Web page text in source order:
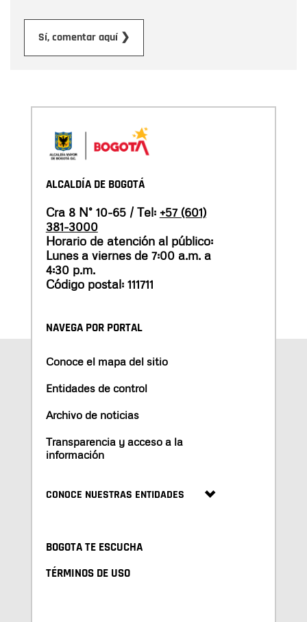
Sí, comentar aquí ❯
ALCALDÍA DE BOGOTÁ
Cra 8 N° 10-65 / Tel: +57 (601)
381-3000
Horario de atención al público:
Lunes a viernes de 7:00 a.m. a
4:30 p.m.
Código postal: 111711
NAVEGA POR PORTAL
Conoce el mapa del sitio
Entidades de control
Archivo de noticias
Transparencia y acceso a la
información
CONOCE NUESTRAS ENTIDADES
BOGOTA TE ESCUCHA
TÉRMINOS DE USO